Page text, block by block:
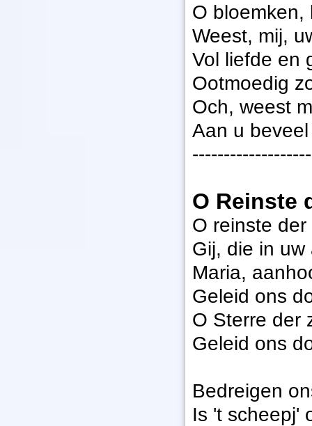
O bloemken,
Weest, mij,
Vol liefde en
Ootmoedig
Och, weest
Aan u
O Reinste
O reinste
Gij, die in
Maria,
Geleid ons
O Sterre der
Geleid ons
Bedreigen
Is 't scheepj'